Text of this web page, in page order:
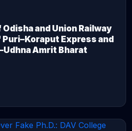
and Union Railway
Express and
Amrit Bharat